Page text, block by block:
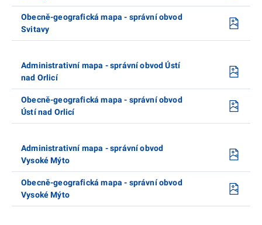
Obecně-geografická mapa - správní obvod
Svitavy
Administrativní mapa - správní obvod Ústí
nad Orlicí
Obecně-geografická mapa - správní obvod
Ústí nad Orlicí
Administrativní mapa - správní obvod
Vysoké Mýto
Obecně-geografická mapa - správní obvod
Vysoké Mýto